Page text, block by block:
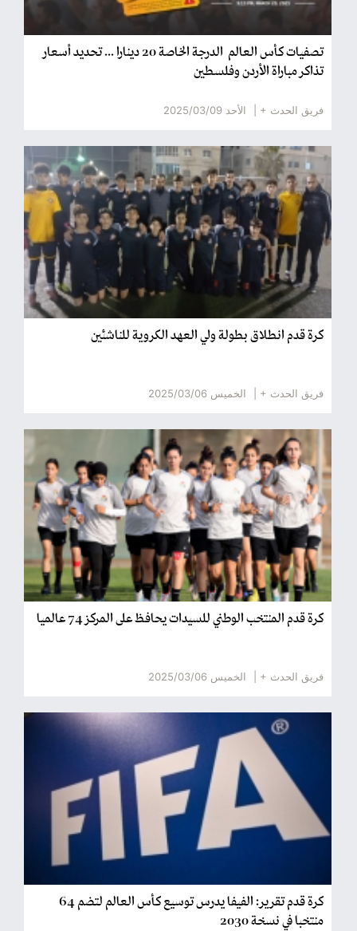
تصفيات كأس العالم ‏‎الدرجة الخاصة 20 دينارا ... تحديد أسعار
تذاكر مباراة الأردن وفلسطين
فريق الحدث + | الأحد 2025/03/09
كرة قدم انطلاق بطولة ولي العهد الكروية للناشئين
فريق الحدث + | الخميس 2025/03/06
كرة قدم المنتخب الوطني للسيدات يحافظ على المركز 74 عالميا
فريق الحدث + | الخميس 2025/03/06
كرة قدم تقرير: الفيفا يدرس توسيع كأس العالم لتضم 64
منتخبا في نسخة 2030